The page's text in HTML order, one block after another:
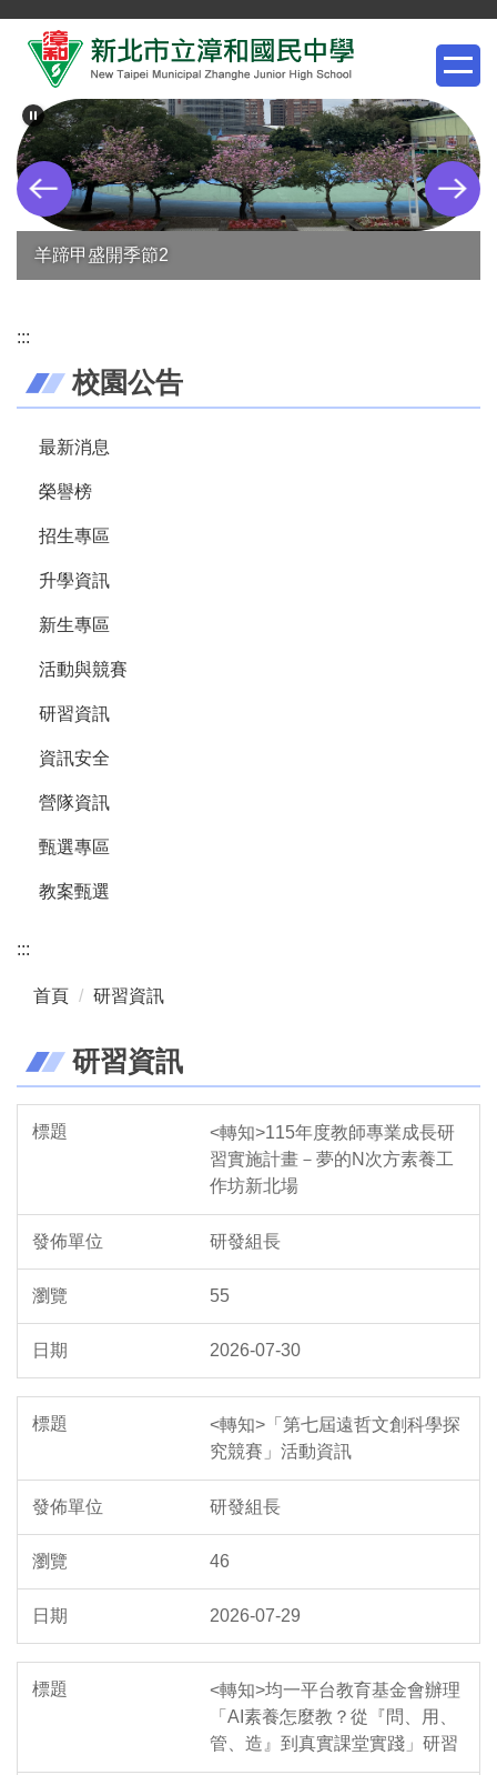
要
內
容
區
羊蹄甲盛開季節2
:::
校園公告
最新消息
榮譽榜
招生專區
升學資訊
新生專區
活動與競賽
研習資訊
資訊安全
營隊資訊
甄選專區
教案甄選
:::
首頁 研習資訊
研習資訊
<轉知>115年度教師專業成長研
習實施計畫－夢的N次方素養工
作坊新北場
研發組長
55
2026-07-30
<轉知>「第七屆遠哲文創科學探
究競賽」活動資訊
研發組長
46
2026-07-29
<轉知>均一平台教育基金會辦理
「AI素養怎麼教？從『問、用、
管、造』到真實課堂實踐」研習